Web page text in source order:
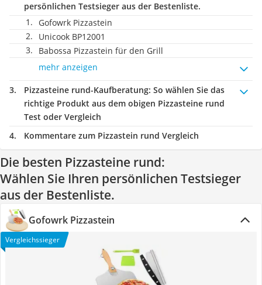
persönlichen Testsieger aus der Bestenliste.
Gofowrk Pizzastein
Unicook BP12001
Babossa Pizzastein für den Grill
mehr anzeigen
Pizzasteine rund-Kaufberatung: So wählen Sie das
richtige Produkt aus dem obigen Pizzasteine rund
Test oder Vergleich
Kommentare zum Pizzastein rund Vergleich
Die besten Pizzasteine rund:
Wählen Sie Ihren persönlichen Testsieger
aus der Bestenliste.
Gofowrk Pizzastein
Vergleichssieger